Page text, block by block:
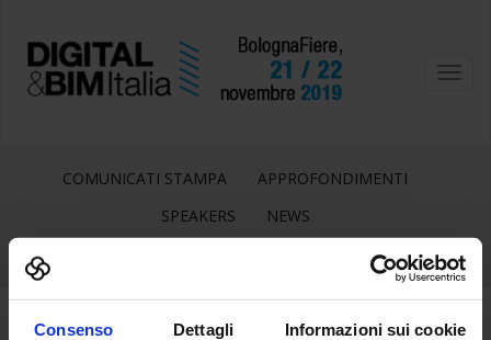
Consenso Dettagli Informazioni sui cookie
COMUNICATI STAMPA
APPROFONDIMENTI
SPEAKERS
NEWS